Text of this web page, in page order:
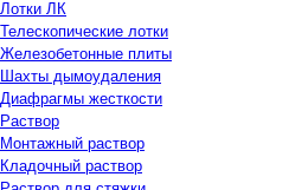
Лотки ЛК
Телескопические лотки
Железобетонные плиты
Шахты дымоудаления
Диафрагмы жесткости
Раствор
Монтажный раствор
Кладочный раствор